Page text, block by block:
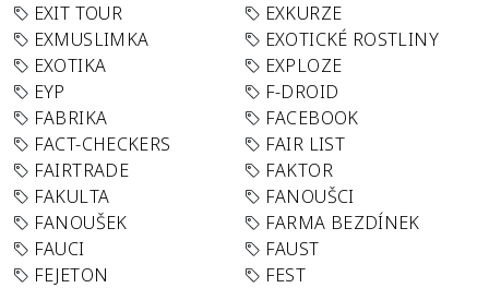
EXIT TOUR
EXKURZE
EXMUSLIMKA
EXOTICKÉ ROSTLINY
EXOTIKA
EXPLOZE
EYP
F-DROID
FABRIKA
FACEBOOK
FACT-CHECKERS
FAIR LIST
FAIRTRADE
FAKTOR
FAKULTA
FANOUŠCI
FANOUŠEK
FARMA BEZDÍNEK
FAUCI
FAUST
FEJETON
FEST